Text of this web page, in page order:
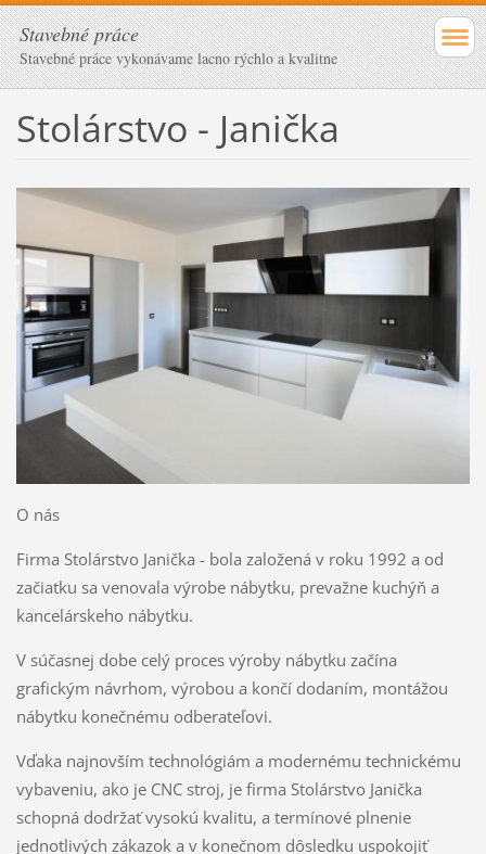
Stavebné práce
Stavebné práce vykonávame lacno rýchlo a kvalitne
Stolárstvo - Janička
O nás
Firma Stolárstvo Janička - bola založená v roku 1992 a od
začiatku sa venovala výrobe nábytku, prevažne kuchýň a
kancelárskeho nábytku.
V súčasnej dobe celý proces výroby nábytku začína
grafickým návrhom, výrobou a končí dodaním, montážou
nábytku konečnému odberateľovi.
Vďaka najnovším technológiám a modernému technickému
vybaveniu, ako je CNC stroj, je firma Stolárstvo Janička
schopná dodržať vysokú kvalitu, a termínové plnenie
jednotlivých zákazok a v konečnom dôsledku uspokojiť